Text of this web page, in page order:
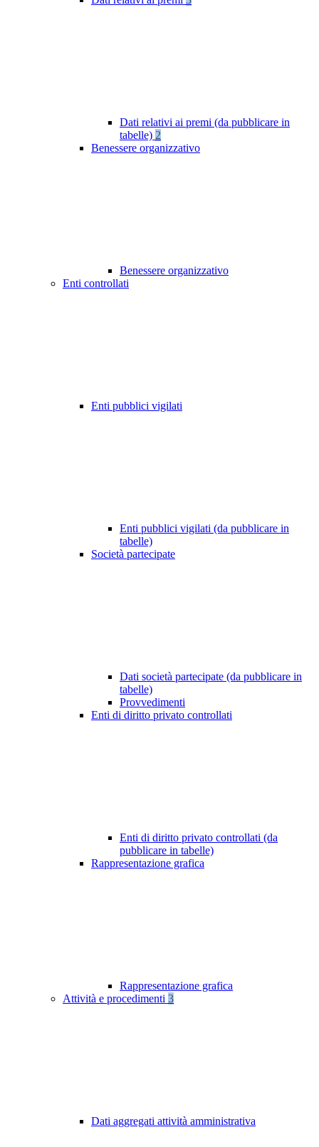
Dati relativi ai premi (da pubblicare in
tabelle) 2
Benessere organizzativo
Benessere organizzativo
Enti controllati
Enti pubblici vigilati
Enti pubblici vigilati (da pubblicare in
tabelle)
Società partecipate
Dati società partecipate (da pubblicare in
tabelle)
Provvedimenti
Enti di diritto privato controllati
Enti di diritto privato controllati (da
pubblicare in tabelle)
Rappresentazione grafica
Rappresentazione grafica
Attività e procedimenti 3
Dati aggregati attività amministrativa